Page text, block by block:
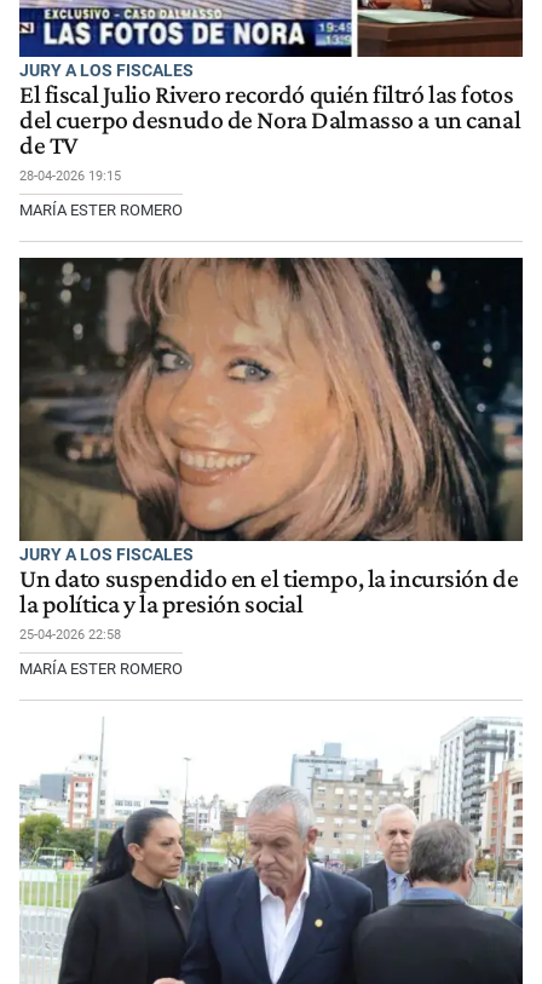
JURY A LOS FISCALES
El fiscal Julio Rivero recordó quién filtró las fotos
del cuerpo desnudo de Nora Dalmasso a un canal
de TV
28-04-2026 19:15
MARÍA ESTER ROMERO
JURY A LOS FISCALES
Un dato suspendido en el tiempo, la incursión de
la política y la presión social
25-04-2026 22:58
MARÍA ESTER ROMERO